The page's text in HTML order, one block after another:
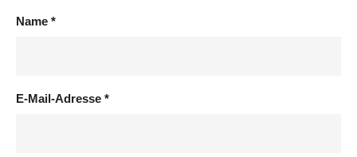
Name *
E-Mail-Adresse *